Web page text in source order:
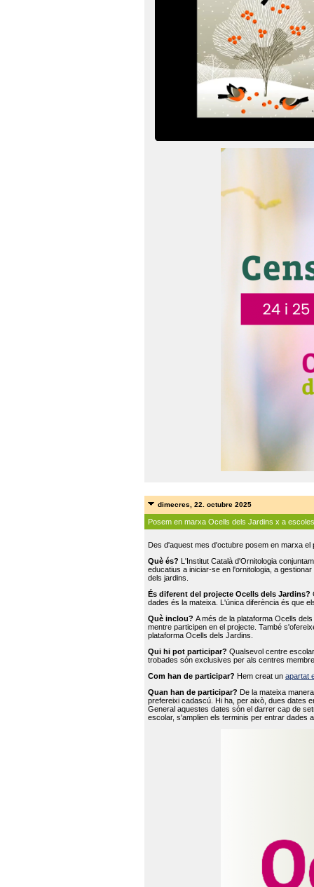
dimecres, 22. octubre 2025
Posem en marxa Ocells dels Jardins x a escoles
Des d'aquest mes d'octubre posem en marxa
Què és? L'Institut Català d'Ornitologia
educatius a iniciar-se en l'ornitologia, a
dels jardins.
És diferent del projecte Ocells dels Jardins?
dades és la mateixa. L'única diferència és que
Què inclou? A més de la plataforma Ocells
mentre participen en el projecte. També
plataforma Ocells dels Jardins.
Qui hi pot participar? Qualsevol centre
trobades són exclusives per als centres
Com han de participar? Hem creat un apartat
Quan han de participar? De la mateixa
prefereixi cadascú. Hi ha, per això, dues dates
General aquestes dates són el darrer cap de
escolar, s'amplien els terminis per entrar dades